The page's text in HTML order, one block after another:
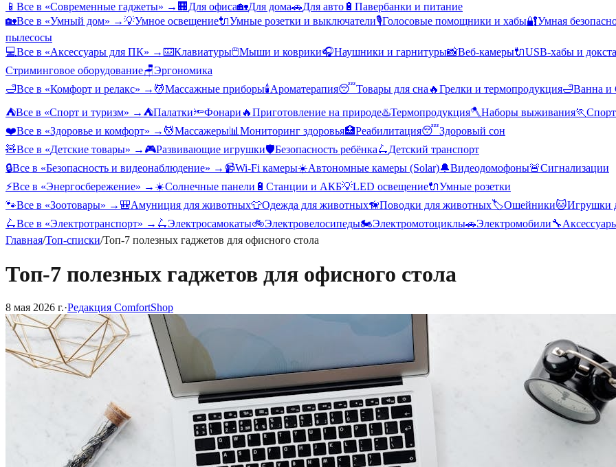
📱 Все в «Современные гаджеты» → 🏢 Для офиса🏡Для дома🚗Для авто 🔋 Павербанки и питание
🏡Все в «Умный дом» →💡Умное освещение🔌Умные розетки и выключатели🎙️Голосовые помощники и хабы🔐Умная
пылесосы
💻Все в «Аксессуары для ПК» →⌨️Клавиатуры🖱️Мыши и коврики🎧Наушники и гарнитуры📸Веб-камеры🔌USB-хабы и
Стриминговое оборудование🪑Эргономика
🛁Все в «Комфорт и релакс» → 💆Массажные приборы🕯️Ароматерапия😴Товары для сна 🔥Грелки и термопродукция🛁Ванна
⛺Все в «Спорт и туризм» → ⛺Палатки🔦Фонари 🔥Приготовление на природе♨️Термопродукция🪓Наборы выживания🏃
❤️Все в «Здоровье и комфорт» → 💆Массажеры📊 Мониторинг здоровья🏥Реабилитация😴Здоровый сон
🧸Все в «Детские товары» → 🎮Развивающие игрушки🛡️Безопасность ребёнка🛴Детский транспорт
🔒Все в «Безопасность и видеонаблюдение» → 📹Wi-Fi камеры☀️Автономные камеры (Solar)🔔Видеодомофоны🚨Сигнализации
⚡Все в «Энергосбережение» → ☀️Солнечные панели 🔋 Станции и АКБ💡LED освещение🔌Умные розетки
🐾Все в «Зоотовары» → 🎒Амуниция для животных👕Одежда для животных🦮Поводки для животных🏷️Ошейники🐱Игрушки
🛴Все в «Электротранспорт» → 🛴Электросамокаты🚲Электровелосипеды🏍️Электромотоциклы🚗Электромобили🔧
Главная/Топ-списки/Топ-7 полезных гаджетов для офисного стола
Топ-7 полезных гаджетов для офисного стола
8 мая 2026 г.·Редакция ComfortShop